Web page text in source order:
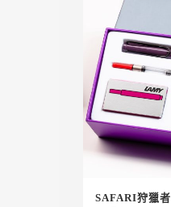
SAFARI狩獵